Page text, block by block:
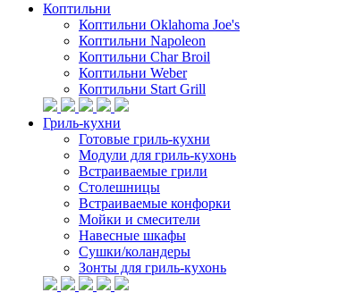
Коптильни
Коптильни Oklahoma Joe's
Коптильни Napoleon
Коптильни Char Broil
Коптильни Weber
Коптильни Start Grill
Гриль-кухни
Готовые гриль-кухни
Модули для гриль-кухонь
Встраиваемые грили
Столешницы
Встраиваемые конфорки
Мойки и смесители
Навесные шкафы
Сушки/коландеры
Зонты для гриль-кухонь